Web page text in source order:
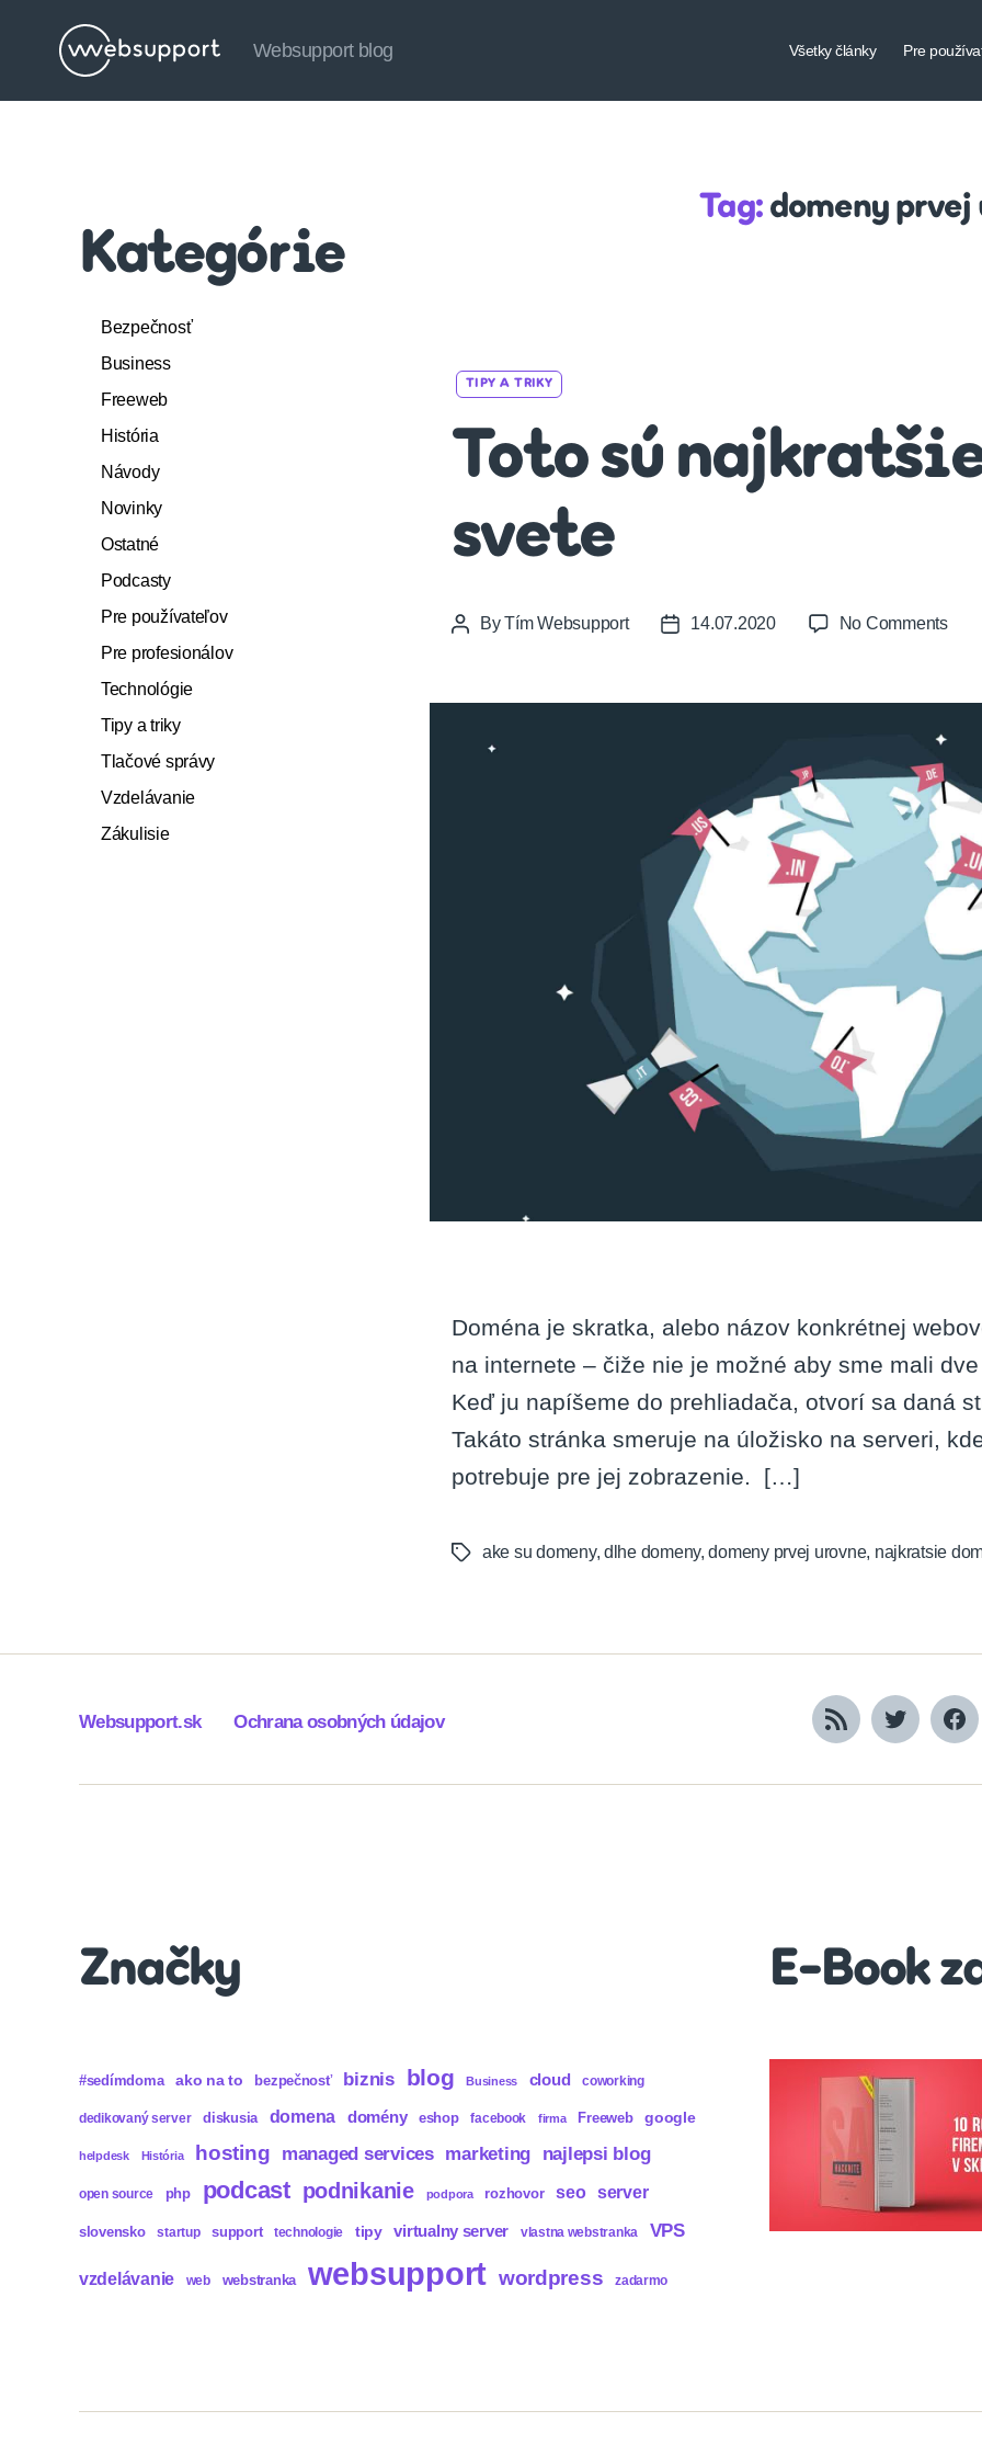
Websupport
Websupport blog Všetky články Pre
Kategórie
Bezpečnosť
Business
Freeweb
História
Návody
Novinky
Ostatné
Podcasty
Pre používateľov
Pre profesionálov
Technológie
Tipy a triky
Tlačové správy
Vzdelávanie
Zákulisie
Tag: domeny prvej
TIPY A TRIKY
Toto sú
svete
PostByTím Websupport
Post14.07.2020 No Commentson
svete
Doména je skratka, alebo názov konkrétnej
na internete – čiže nie je možné aby sme mali
Keď ju napíšeme do prehliadača, otvorí sa daná
Takáto stránka smeruje na úložisko na serveri,
potrebuje pre jej zobrazenie. […]
Tagsake su domeny, dlhe domeny,domeny prvej urovne, najkratsie
Websupport.sk Ochrana osobných údajov RSS Twitter
Značky
#sedímdoma ako na to bezpečnosť biznis blog Business cloud coworking
dedikovaný server diskusia domena domény eshop facebook firma Freeweb google
helpdesk História hosting managed services marketing najlepsi blog
open source php podcast podnikanie podpora rozhovor seo server
slovensko startup support technologie tipy virtualny server vlastna webstranka VPS
vzdelávanie web webstranka websupport wordpress zadarmo
E-Book